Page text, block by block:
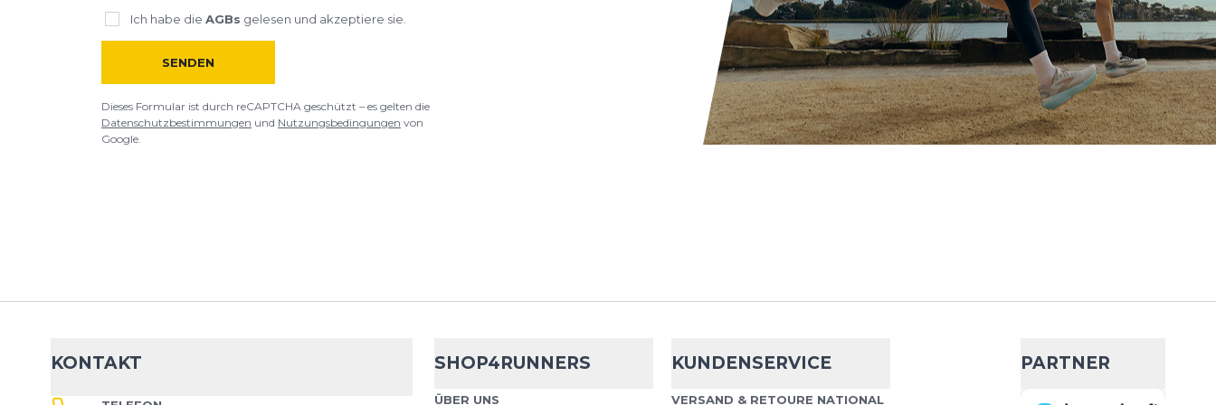
Core Run Edt. Gradient
Mid Cut Socks
- 20 %
23,99 € 29,95 €
Mid Cut Socks
23,99 €
29,95 €
Die CEP Edt. Gradient Socks Mid Cut 5.0
Ich habe die AGBs gelesen und akzeptiere sie.
SENDEN
Dieses Formular ist durch reCAPTCHA geschützt – es gelten die
Datenschutzbestimmungen und Nutzungsbedingungen von
Google.
KONTAKT SHOP4RUNNERS
ÜBER UNS
KUNDENSERVICE
VERSAND & RETOURE NATIONAL
PARTNER